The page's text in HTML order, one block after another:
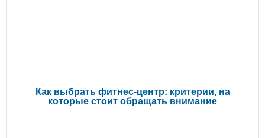
Как выбрать фитнес-центр: критерии, на
которые стоит обращать внимание